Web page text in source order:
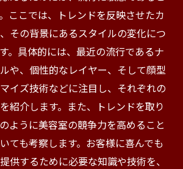
ここでは、トレンドを反映させたカ
その背景にあるスタイルの変化につ
。具体的には、最近の流行であるナ
や、個性的なレイヤー、そして顔型
イズ技術などに注目し、それぞれの
紹介します。また、トレンドを取り
ように美容室の競争力を高めること
ても考察します。お客様に喜んでも
供するために必要な知識や技術を、